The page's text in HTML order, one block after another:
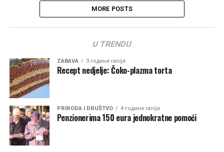
MORE POSTS
U TRENDU
ZABAVA 3 године ranije
Recept nedjelje: Čoko-plazma torta
PRIRODA I DRUŠTVO 4 године ranije
Penzionerima 150 eura jednokratne pomoći